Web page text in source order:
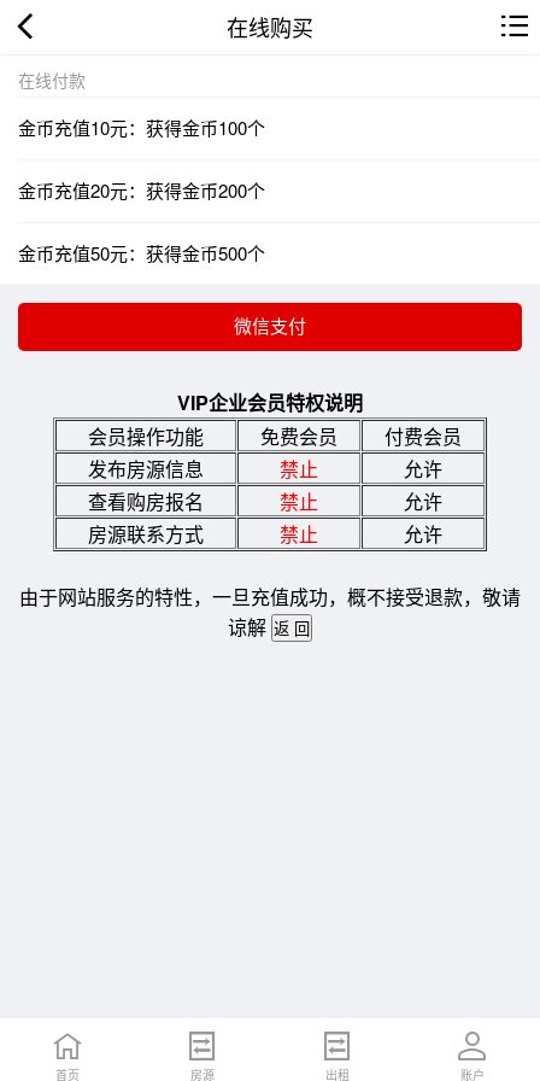
在线购买
在线付款
金币充值10元：获得金币100个
金币充值20元：获得金币200个
金币充值50元：获得金币500个
VIP企业会员特权说明
会员操作功能
免费会员
付费会员
发布房源信息
禁止
允许
查看购房报名
禁止
允许
房源联系方式
禁止 允许
由于网站服务的特性，一旦充值成功，概不接受退款，敬请
谅解
首页 房源 出租 账户